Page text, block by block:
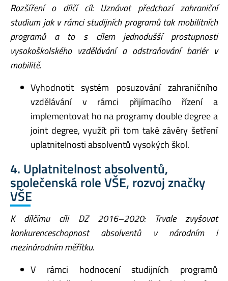
Rozšíření o dílčí cíl: Uznávat předchozí zahraniční
studium jak v rámci studijních programů tak mobilitních
programů a to s cílem jednodušší prostupnosti
vysokoškolského vzdělávání a odstraňování bariér v
mobilitě.
Vyhodnotit systém posuzování zahraničního
vzdělávání v rámci přijímacího řízení a
implementovat ho na programy double degree a
joint degree, využít při tom také závěry šetření
uplatnitelnosti absolventů vysokých škol.
4. Uplatnitelnost absolventů,
společenská role VŠE, rozvoj značky
VŠE
K dílčímu cíli DZ 2016–2020: Trvale zvyšovat
konkurenceschopnost absolventů v národním i
mezinárodním měřítku.
V rámci hodnocení studijních programů